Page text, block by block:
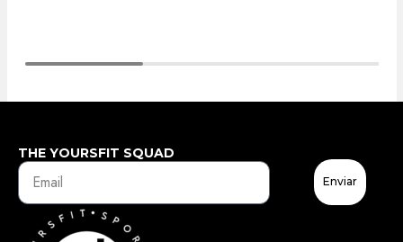
THE YOURSFIT SQUAD
Enviar